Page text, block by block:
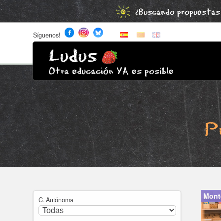
¿Buscando
Síguenos!
Ludus
Otra educación YA es posible
C. Autónoma